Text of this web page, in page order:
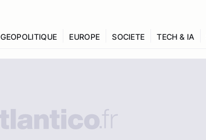
GEOPOLITIQUE EUROPE SOCIETE TECH & IA